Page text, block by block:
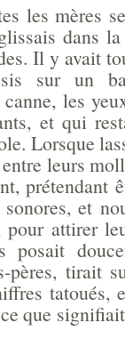
les mères
dans
Il y avait
sur un
les
et qui
Lorsque
leurs
prétendant
et
attirer
posait
pères, tirait
tatoués,
que